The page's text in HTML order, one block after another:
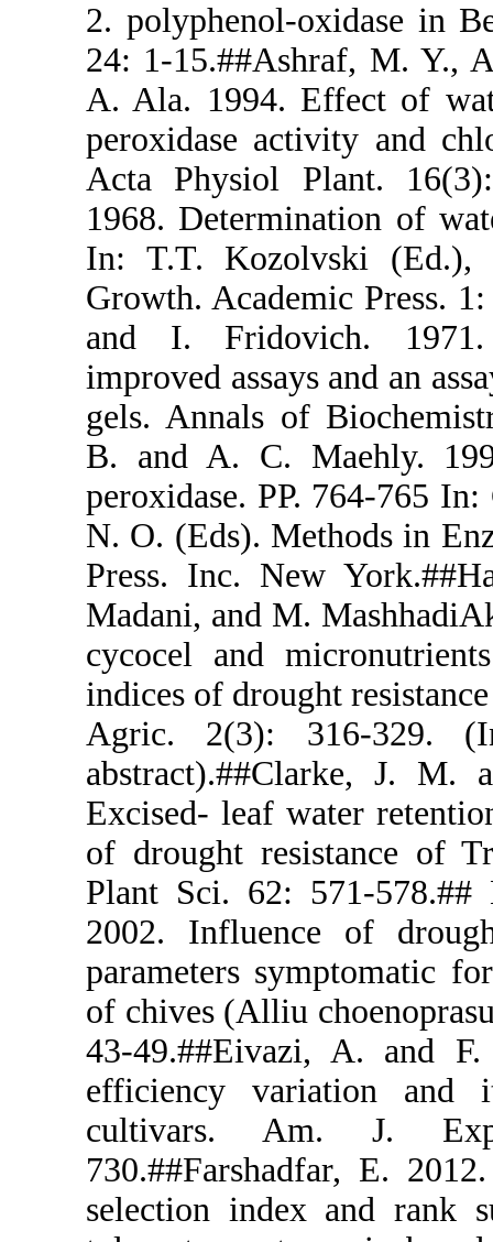
2.
24: 1-
A. Ala.
peroxidase
Acta
1968.
In: T.T.
Growth.
and I.
improved
gels. Annals
B. and A.
peroxidase.
N. O. (Eds).
Press. Inc.
Madani, and
cycocel and
indices of
Agric.
Excised-
of drought
Plant Sci.
2002.
parameters
of chives
43-
efficiency
selection